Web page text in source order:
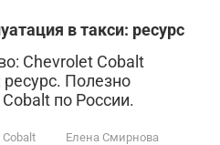
в такси: ресурс
Chevrolet Cobalt
ресурс. Полезно
по России.
Cobalt Елена Смирнова